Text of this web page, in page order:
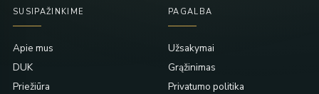
SUSIPAŽINKIME
Apie mus
DUK
Priežiūra
PAGALBA
Užsakymai
Grąžinimas
Privatumo politika